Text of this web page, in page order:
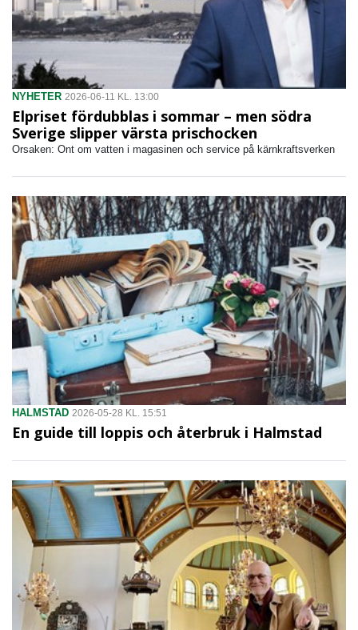
NYHETER 2026-06-11 KL. 13:00
Elpriset fördubblas i sommar – men södra
Sverige slipper värsta prischocken
Orsaken: Ont om vatten i magasinen och service på kärnkraftsverken
HALMSTAD 2026-05-28 KL. 15:51
En guide till loppis och återbruk i Halmstad